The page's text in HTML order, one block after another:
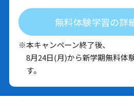
無料体験学習の詳
※本キャンペーン終了後、
8月24日(月)から新学期無料体
す。